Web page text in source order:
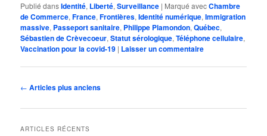
Publié dansIdentité, Liberté,Surveillance | Marqué avecChambre
de Commerce,France,Frontières,Identité numérique,Immigration
massive, Passeport sanitaire, Philippe Plamondon,Québec,
Sébastien de Crèvecoeur,Statut sérologique,Téléphone cellulaire,
Vaccination pour la covid-19 | Laisser un commentaire
Navigation
articles
← Articles plus anciens
ARTICLES RÉCENTS